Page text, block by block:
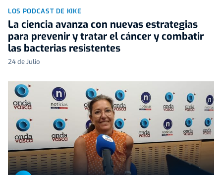
LOS PODCAST DE KIKE
La ciencia avanza con nuevas estrategias
para prevenir y tratar el cáncer y combatir
las bacterias resistentes
24 de Julio